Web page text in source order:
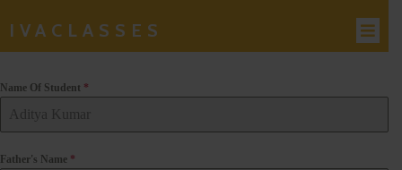
IVACLASSES
Name Of Student *
Father's Name *